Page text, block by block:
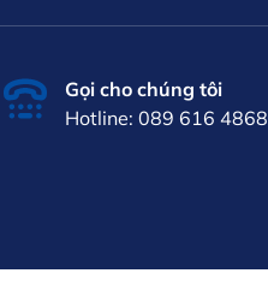
Gọi cho chúng tôi
Hotline: 089 616 4868